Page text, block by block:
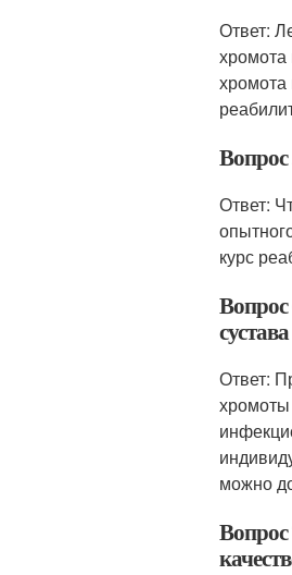
Ответ:
хромота
хромота
Вопрос
Ответ:
курс
Вопрос
сустава
Ответ:
можно
Вопрос